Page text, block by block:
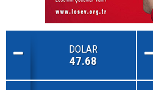
DOLAR
47.68